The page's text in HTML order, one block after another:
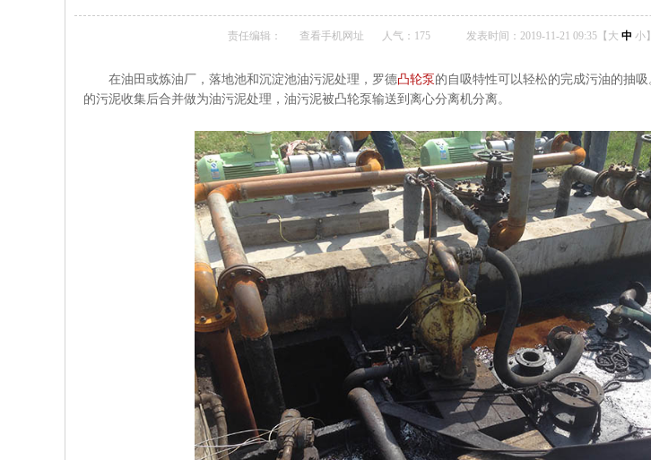
责任编辑： 查看手机网址 人气： 175 发表时间：2019-11-21 09:35【 大 中 小】
在油田或炼油厂，落地池和沉淀池油污泥处理，罗德凸轮泵的自吸特性可以轻松的完成污油的抽
的污泥收集后合并做为油污泥处理，油污泥被凸轮泵输送到离心分离机分离。